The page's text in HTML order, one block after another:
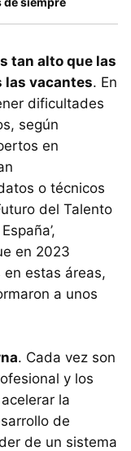
tan alto que las
las vacantes. En
dificultades
según
en
o técnicos
del Talento
en 2023
estas áreas,
a unos
. Cada vez son
y los
la
de
de un sistema